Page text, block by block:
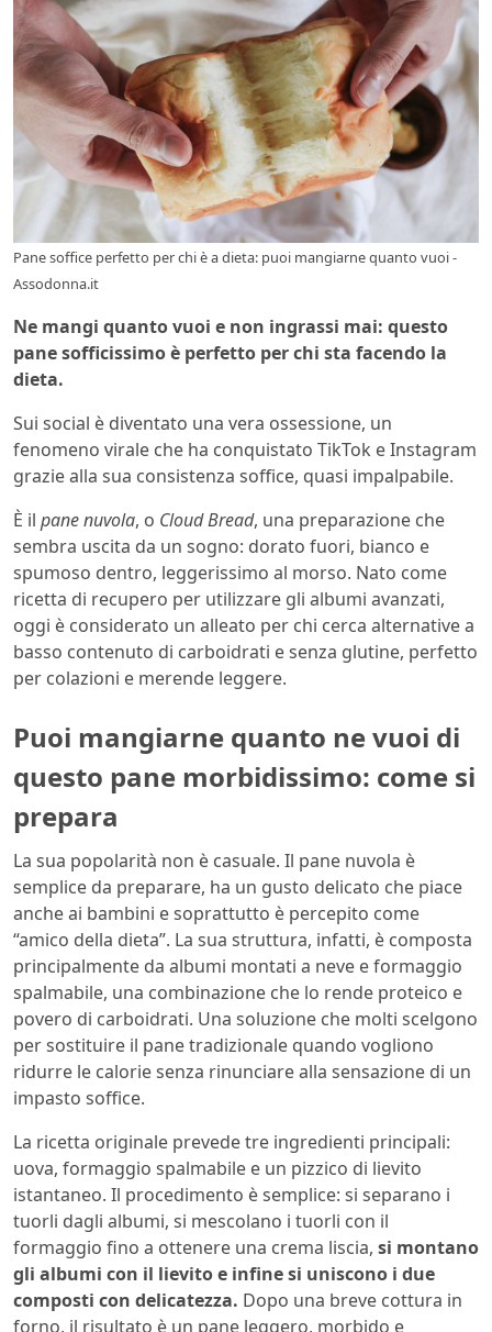
Pane soffice perfetto per chi è a dieta: puoi mangiarne quanto vuoi -
Assodonna.it
Ne mangi quanto vuoi e non ingrassi mai: questo
pane sofficissimo è perfetto per chi sta facendo la
dieta.
Sui social è diventato una vera ossessione, un
fenomeno virale che ha conquistato TikTok e Instagram
grazie alla sua consistenza soffice, quasi impalpabile.
È il pane nuvola, o Cloud Bread, una preparazione che
sembra uscita da un sogno: dorato fuori, bianco e
spumoso dentro, leggerissimo al morso. Nato come
ricetta di recupero per utilizzare gli albumi avanzati,
oggi è considerato un alleato per chi cerca alternative a
basso contenuto di carboidrati e senza glutine, perfetto
per colazioni e merende leggere.
Puoi mangiarne quanto ne vuoi di
questo pane morbidissimo: come si
prepara
La sua popolarità non è casuale. Il pane nuvola è
semplice da preparare, ha un gusto delicato che piace
anche ai bambini e soprattutto è percepito come
“amico della dieta”. La sua struttura, infatti, è composta
principalmente da albumi montati a neve e formaggio
spalmabile, una combinazione che lo rende proteico e
povero di carboidrati. Una soluzione che molti scelgono
per sostituire il pane tradizionale quando vogliono
ridurre le calorie senza rinunciare alla sensazione di un
impasto soffice.
La ricetta originale prevede tre ingredienti principali:
uova, formaggio spalmabile e un pizzico di lievito
istantaneo. Il procedimento è semplice: si separano i
tuorli dagli albumi, si mescolano i tuorli con il
formaggio fino a ottenere una crema liscia, si montano
gli albumi con il lievito e infine si uniscono i due
composti con delicatezza. Dopo una breve cottura in
forno, il risultato è un pane leggero, morbido e